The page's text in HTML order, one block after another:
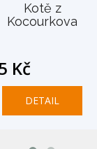
Kotě z
Kocourkova
Kč
DETAIL